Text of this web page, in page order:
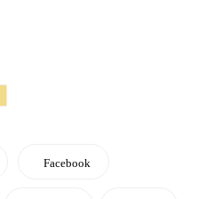
Facebook